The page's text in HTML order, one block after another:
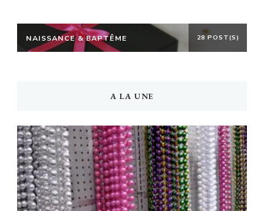
NAISSANCE & BAPTÊME 28 POST(S)
A LA UNE